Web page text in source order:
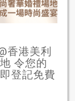
香港美利
令您的
登記免費